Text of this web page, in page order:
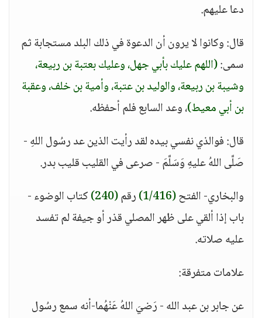
دعا عليهم.
قال: وكانوا لا يرون أن الدعوة في ذلك البلد مستجابة ثم
سمى:(اللهم عليك بأبي جهل، وعليك بعتبة بن ربيعة،
وشيبة بن ربيعة، والوليد بن عتبة، وأمية بن خلف، وعقبة
بن أبي معيط)، وعد السابع فلم أحفظه.
قال: فوالذي نفسي بيده لقد رأيت الذين عد رسُول اللهِ -
صَلَّى اللهُ عليهِ وَسَلَّمَ - صرعى في القليب قليب بدر.
والبخاري- الفتح(1/416) رقم(240)
كتاب الوضوء -
باب إذا ألقي على ظهر المصلي قذر أو جيفة لم تفسد
عليه صلاته.
علامات متفرقة:
عن جابر بن عبد الله - رَضيَ اللهُ عَنْهُما-أنه سمع رسُول